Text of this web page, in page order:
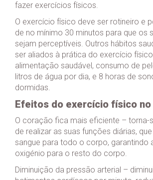
fazer exercícios físicos.
O exercício físico deve ser rotineiro e
de no mínimo 30 minutos para que os
sejam perceptíveis. Outros hábitos
ser aliados à prática do exercício
alimentação saudável, consumo de
litros de água por dia, e 8 horas de
dormidas.
Efeitos do exercício físico
O coração fica mais eficiente – torna-
de realizar as suas funções diárias,
sangue para todo o corpo, garantindo
oxigénio para o resto do corpo.
Diminuição da pressão arterial –